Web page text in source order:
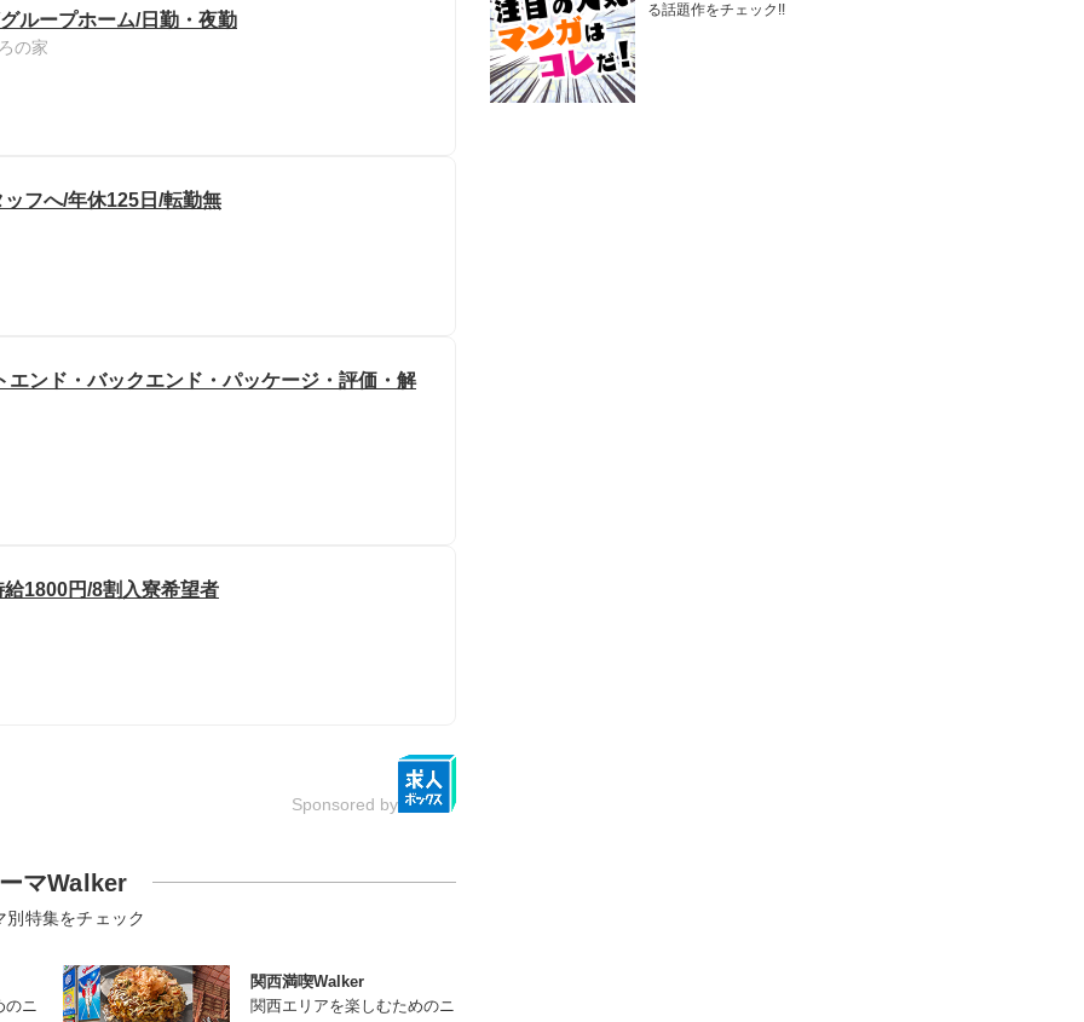
ループホーム/日勤・夜勤
の家
フへ/年休125日/転勤無
ンド・バックエンド・パッケージ・評価・解
1800円/8割入寮希望者
Sponsored by
マWalker
別特集をチェック
のニ
関西満喫Walker
関西エリアを楽しむためのニ
る話題作をチェック!!